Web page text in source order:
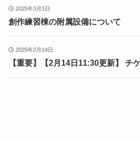
2025年3月1日
創作練習棟の附属設備について
2025年2月14日
【重要】【2月14日11:30更新】